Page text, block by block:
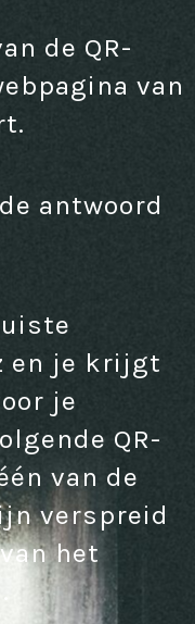
de QR-
van
antwoord
en je krijgt
je
QR-
van de
verspreid
het